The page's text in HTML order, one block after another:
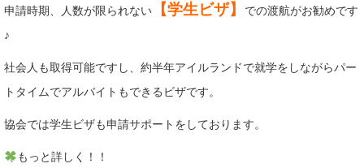
申請時期、人数が限られない
【学生ビザ】
での渡航がお勧めです
♪
社会人も取得可能ですし、約半年アイルランドで就学をしながらパー
トタイムでアルバイトもできるビザです。
協会では学生ビザも申請サポートをしております。
もっと詳しく！！